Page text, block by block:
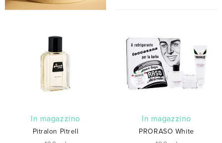
In magazzino
Pitralon Pitrell
In magazzino
PRORASO White